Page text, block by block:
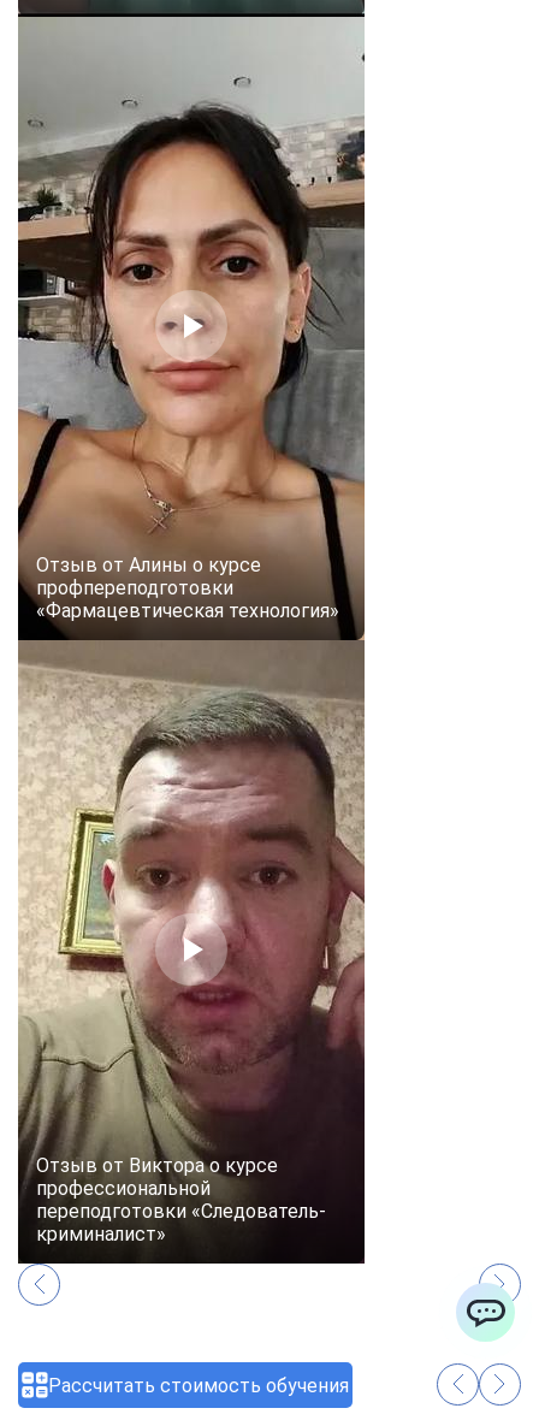
Рассчитать стоимость обучения
Отзыв от Алины о курсе
профпереподготовки
«Фармацевтическая технология»
Отзыв от Виктора о курсе
профессиональной
переподготовки «Следователь-
криминалист»
Аудиоотзывы
ChatApp
online
Мессенджеры
Свяжитесь с нами через любой удобный мессенджер!
WhatsApp
Vkontakte EMail